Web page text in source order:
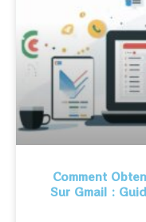
Comment
Sur Gmail :